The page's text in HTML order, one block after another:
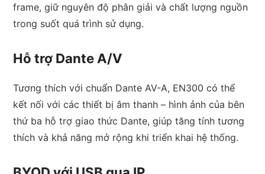
frame, giữ nguyên độ phân giải và chất lượng nguồn
trong suốt quá trình sử dụng.
Hỗ trợ Dante A/V
Tương thích với chuẩn Dante AV-A, EN300 có thể
kết nối với các thiết bị âm thanh – hình ảnh của bên
thứ ba hỗ trợ giao thức Dante, giúp tăng tính tương
thích và khả năng mở rộng khi triển khai hệ thống.